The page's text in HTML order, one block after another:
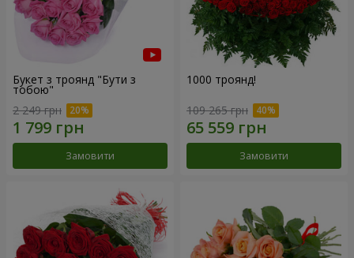
Букет з троянд "Бути з
тобою"
2 249 грн
Замовити
1000 троянд!
109 265 грн
Замовити